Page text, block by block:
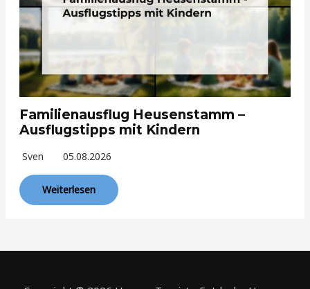
Familienausflug Heusenstamm –
Ausflugstipps mit Kindern
Sven 05.08.2026
Weiterlesen